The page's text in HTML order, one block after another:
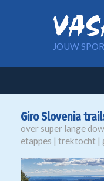
JOUW
navigation
Giro Slovenia
over super lange
etappes | trektocht |